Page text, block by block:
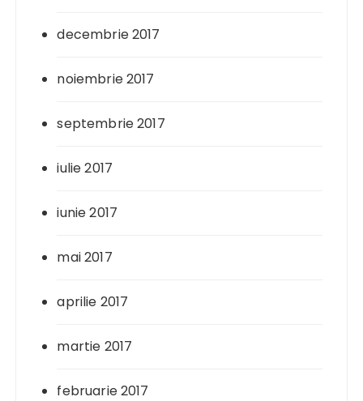
decembrie 2017
noiembrie 2017
septembrie 2017
iulie 2017
iunie 2017
mai 2017
aprilie 2017
martie 2017
februarie 2017